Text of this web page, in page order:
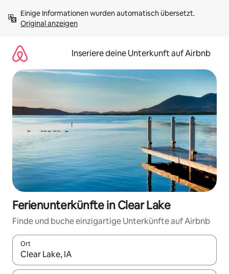
Inhalten
springenOriginal anzeigen
Inseriere deine Unterkunft auf Airbnb
Ferienunterkünfte in Clear Lake
Finde und buche einzigartige Unterkünfte auf Airbnb
Ort
Wenn Ergebnisse verfügbar sind, navigiere mit den